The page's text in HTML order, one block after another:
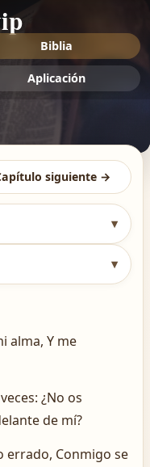
Biblia
Aplicación
siguiente →
▾
▾
alma, Y me
¿No os
de mí?
errado, Conmigo se